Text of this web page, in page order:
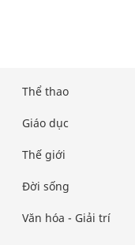
Thể thao
Giáo dục
Thế giới
Đời sống
Văn hóa - Giải trí